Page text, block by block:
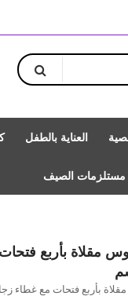
العناية بالطفل
مستلزمات الصيف